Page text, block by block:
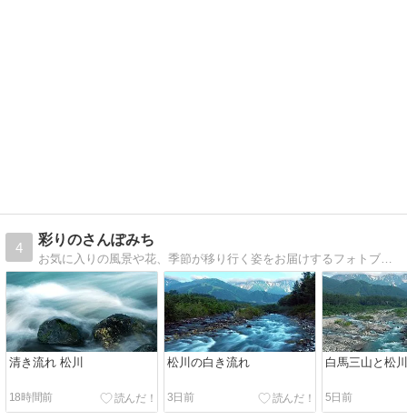
4
彩りのさんぽみち
お気に入りの風景や花、季節が移り行く姿をお届けするフォトブログ。
清き流れ 松川
18時間前
松川の白き流れ
3日前
白馬三山と松
5日前